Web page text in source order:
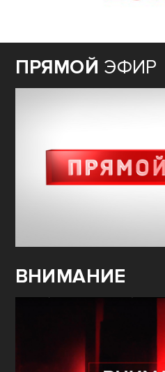
ПРЯМОЙ ЭФИР
ВНИМАНИЕ